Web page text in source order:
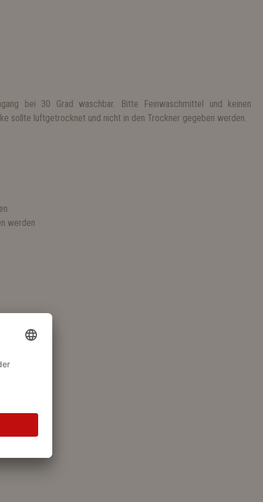
bei 30 Grad waschbar. Bitte Feinwaschmittel und keinen
sollte luftgetrocknet und nicht in den Trockner gegeben werden.
werden